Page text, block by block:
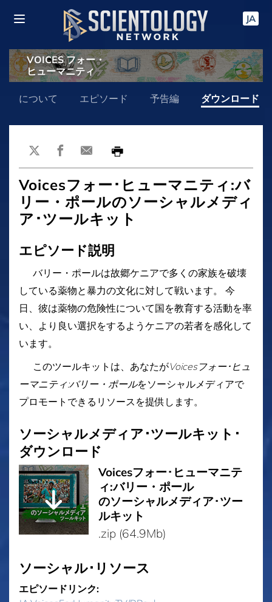
JA
VOICES フォー・
ヒューマニティ
について エピソード 予告編 ダウンロード
Voicesフォー･ヒューマニティ:バ
リー・ポールのソーシャルメディ
ア･ツールキット
エピソード説明
バリー・ポールは故郷ケニアで多くの家族を破壊
している薬物と暴力の文化に対して戦います。 今
日、彼は薬物の危険性について国を教育する活動を率
い、より良い選択をするようケニアの若者を感化して
います。
このツールキットは、あなたがVoicesフォー･ヒュ
ーマニティ:バリー・ポールをソーシャルメディアで
プロモートできるリソースを提供します。
ソーシャルメディア･ツールキット･
ダウンロード
Voicesフォー･ヒューマニテ
ィ:バリー・ポール
のソーシャルメディア･ツー
ルキット
.zip (64.9Mb)
ソーシャル･リソース
エピソードリンク: